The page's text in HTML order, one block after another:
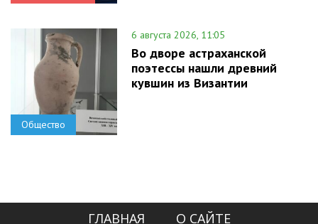
Общество
6 августа 2026, 11:05
Во дворе астраханской
поэтессы нашли древний
кувшин из Византии
ГЛАВНАЯ О САЙТЕ